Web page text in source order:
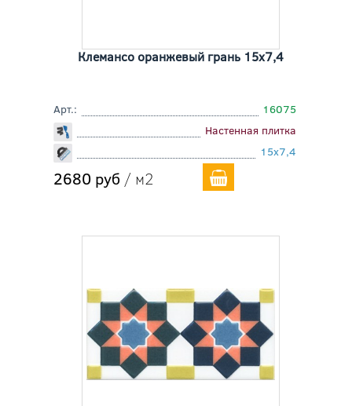
Клемансо оранжевый грань 15x7,4
Арт.:
16075
Настенная плитка
15x7,4
2680 руб / м2